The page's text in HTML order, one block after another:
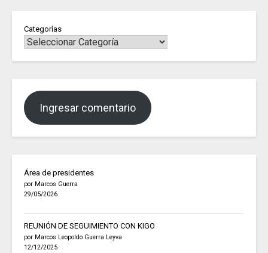
Categorías
Ingresar comentario
Área de presidentes
por Marcos Guerra
29/05/2026
REUNIÓN DE SEGUIMIENTO CON KIGO
por Marcos Leopoldo Guerra Leyva
12/12/2025